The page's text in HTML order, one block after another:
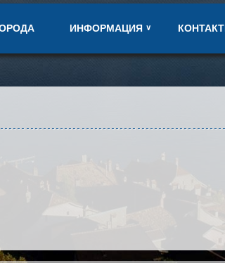
ИНФОРМАЦИЯ ∨